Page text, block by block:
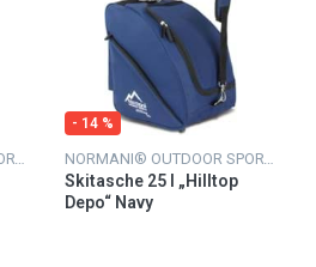
NORMANI® OUTDOOR SPORTS
- 14 %
NORMANI® OUTDOOR SPORTS
Skitasche 25 l „Hilltop
Depo“ Navy